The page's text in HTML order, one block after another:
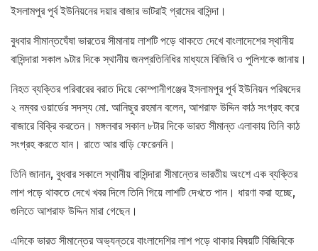
ইসলামপুর পূর্ব ইউনিয়নের দয়ার বাজার ভাটরাই গ্রামের বাসিন্দা।
বুধবার সীমান্তঘেঁষা ভারতের সীমানায় লাশটি পড়ে থাকতে দেখে বাংলাদেশের স্থানীয়
বাসিন্দারা সকাল ৯টার দিকে স্থানীয় জনপ্রতিনিধির মাধ্যমে বিজিবি ও পুলিশকে জানায়।
নিহত ব্যক্তির পরিবারের বরাত দিয়ে কোম্পানীগঞ্জের ইসলামপুর পূর্ব ইউনিয়ন পরিষদের
২ নম্বর ওয়ার্ডের সদস্য মো. আনিছুর রহমান বলেন, আশরাফ উদ্দিন কাঠ সংগ্রহ করে
বাজারে বিক্রি করতেন। মঙ্গলবার সকাল ৮টার দিকে ভারত সীমান্ত এলাকায় তিনি কাঠ
সংগ্রহ করতে যান। রাতে আর বাড়ি ফেরেননি।
তিনি জানান, বুধবার সকালে স্থানীয় বাসিন্দারা সীমান্তের ভারতীয় অংশে এক ব্যক্তির
লাশ পড়ে থাকতে দেখে খবর দিলে তিনি গিয়ে লাশটি দেখতে পান। ধারণা করা হচ্ছে,
গুলিতে আশরাফ উদ্দিন মারা গেছেন।
এদিকে ভারত সীমান্তের অভ্যন্তরে বাংলাদেশির লাশ পড়ে থাকার বিষয়টি বিজিবিকে